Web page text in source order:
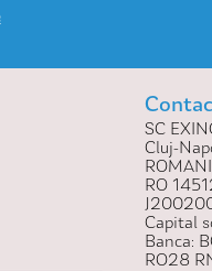
SC
Cluj-
RO
Capital
Banca:
RO28